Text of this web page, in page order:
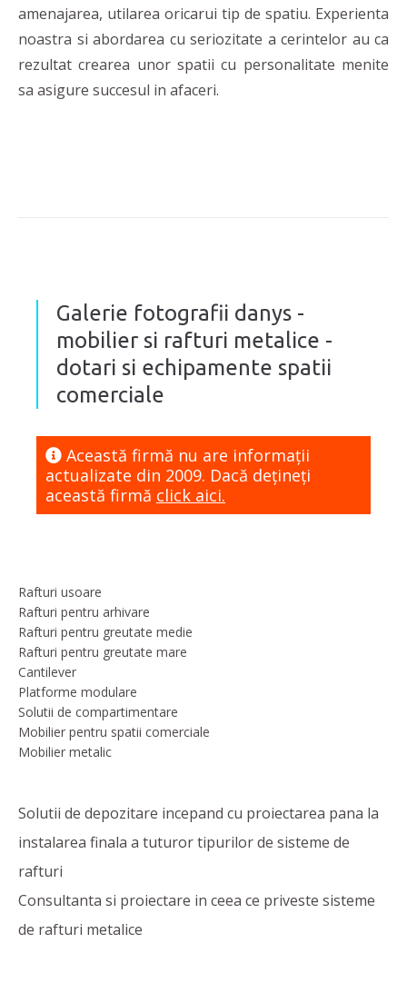
amenajarea, utilarea oricarui tip de spatiu. Experienta
noastra si abordarea cu seriozitate a cerintelor au ca
rezultat crearea unor spatii cu personalitate menite
sa asigure succesul in afaceri.
Galerie fotografii danys -
mobilier si rafturi metalice -
dotari si echipamente spatii
comerciale
Această firmă nu are informaţii
actualizate din 2009. Dacă dețineți
această firmă click aici.
Rafturi usoare
Rafturi pentru arhivare
Rafturi pentru greutate medie
Rafturi pentru greutate mare
Cantilever
Platforme modulare
Solutii de compartimentare
Mobilier pentru spatii comerciale
Mobilier metalic
Solutii de depozitare incepand cu proiectarea pana la
instalarea finala a tuturor tipurilor de sisteme de
rafturi
Consultanta si proiectare in ceea ce priveste sisteme
de rafturi metalice